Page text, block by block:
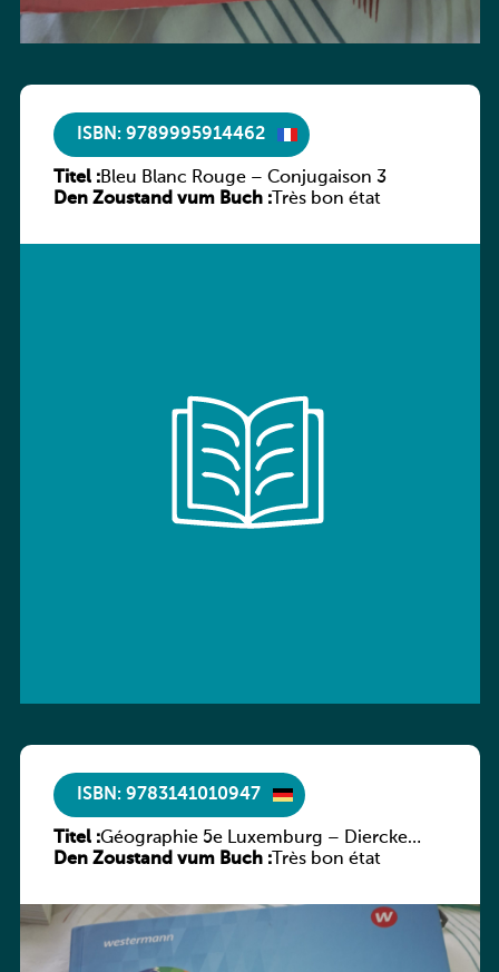
ISBN: 9789995914462
Titel :Bleu Blanc Rouge – Conjugaison 3
Den Zoustand vum Buch :Très bon état
ISBN: 9783141010947
Titel :Géographie 5e Luxemburg – Diercke
Praxis
Den Zoustand vum Buch :Très bon état